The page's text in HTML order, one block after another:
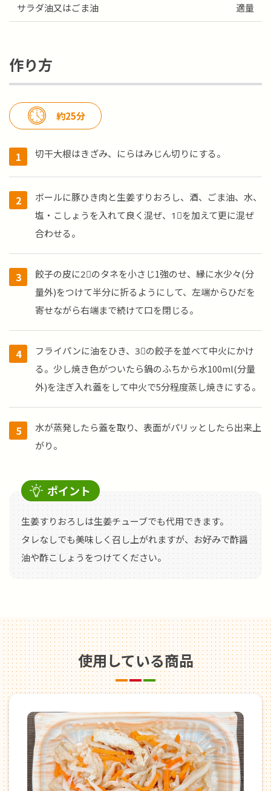
サラダ油又はごま油 適量
作り方
約25分
切干大根はきざみ、にらはみじん切りにする。
ボールに豚ひき肉と生姜すりおろし、酒、ごま油、水、
塩・こしょうを入れて良く混ぜ、1⃣を加えて更に混ぜ
合わせる。
餃子の皮に2⃣のタネを小さじ1強のせ、縁に水少々(分
量外)をつけて半分に折るようにして、左端からひだを
寄せながら右端まで続けて口を閉じる。
フライパンに油をひき、3⃣の餃子を並べて中火にかけ
る。少し焼き色がついたら鍋のふちから水100ml(分量
外)を注ぎ入れ蓋をして中火で5分程度蒸し焼きにする。
水が蒸発したら蓋を取り、表面がパリッとしたら出来上
がり。
ポイント
生姜すりおろしは生姜チューブでも代用できます。
タレなしでも美味しく召し上がれますが、お好みで酢醤
油や酢こしょうをつけてください。
使用している商品